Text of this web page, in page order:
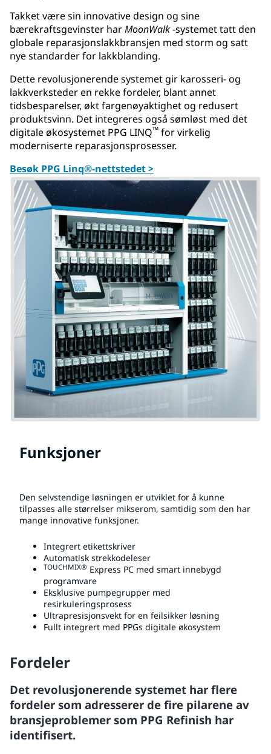
Takket være sin innovative design og sine
bærekraftsgevinster harMoonWalk-systemet tatt den
globale reparasjonslakkbransjen med storm og satt
nye standarder for lakkblanding.
Dette revolusjonerende systemet gir karosseri- og
lakkverksteder en rekke fordeler, blant annet
tidsbesparelser, økt fargenøyaktighet og redusert
produktsvinn. Det integreres også sømløst med det
digitale økosystemet PPG LINQ™ for virkelig
moderniserte reparasjonsprosesser.
Besøk PPG Linq®-nettstedet >
Funksjoner
Den selvstendige løsningen er utviklet for å kunne
tilpasses alle størrelser mikserom, samtidig som den har
mange innovative funksjoner.
Integrert etikettskriver
Automatisk strekkodeleser
TOUCHMIX® Express PC med smart innebygd
programvare
Eksklusive pumpegrupper med
resirkuleringsprosess
Ultrapresisjonsvekt for en feilsikker løsning
Fullt integrert med PPGs digitale økosystem
Fordeler
Det revolusjonerende systemet har flere
fordeler som adresserer de fire pilarene av
bransjeproblemer som PPG Refinish har
identifisert.